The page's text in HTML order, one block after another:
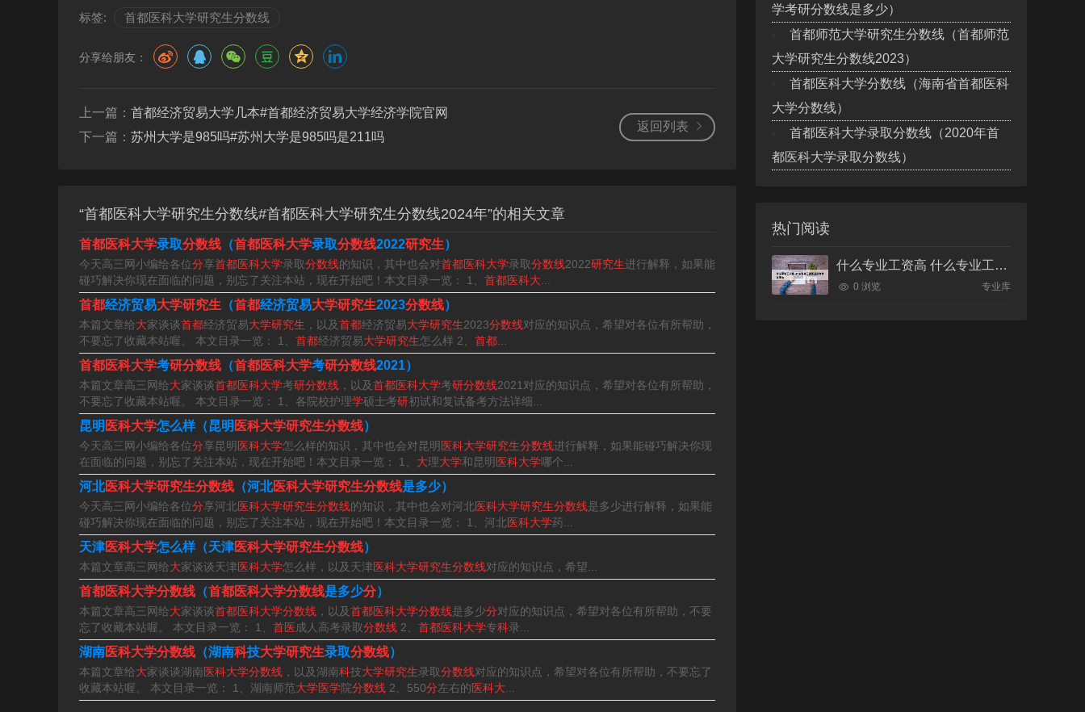
根据掌上考研得知，首都医科大学专业型硕士中药学2023年最低分数线为296分，其中，政治39分，英语39分，
专业课一117分等。专业型硕士应用心理2023年最低分数为350分，其中，政治51分，英语51分，专业课一153
年首都医科大学考研分数线：口腔医学分数线310，临床医学分数线330，应用心理分数线350，药学、生物学27
9，护理学320。
10。
首都医科大学研究生录取分数线为279分。根据查询首都医科大学研究生院官网显示，2023年首都医科大学思想
政治教育考研总分分数线为326分，为生物学和药学，2023年首都医科大学考研分数线最低是279分，应用心理
学考研总分分数线为350分。
分。根据查询首都医科大学官网显示，首都医科大学2023年研究生统招最低录取分数是326分。首都医科大学是
北京市人民政府、国家卫生健康委员会、教育部共建院校，是北京市重点高等院校，入选国家首批“卓越医生教
育培养计划”试点高校、中国政府奖学金来华留学生接收院校。
首都医科大学研究生分数线
1、根据掌上考研得知，2023年首都医科大学研究生分数线如下：专业型硕士中药学最低分数线为296分，其中
政治39分，英语39分，专业课一117分。学术型硕士中西医结合最低分数线为295分，其中政治39分，英语39
分，专业课一117分。
2、根据掌上考研得知，首都医科大学专业型硕士中药学2023年最低分数线为296分，其中，政治39分，英语39
分，专业课一117分等。专业型硕士应用心理2023年最低分数为350分，其中，政治51分，英语51分，专业课一
153分等。
3、首都医科大学研究生录取分数线为279分。根据查询首都医科大学研究生院官网显示，2023年首都医科大学
思想政治教育考研总分分数线为326分，为生物学和药学，2023年首都医科大学考研分数线最低是279分，应用
心理学考研总分分数线为350分。
标签: 首都医科大学研究生分数线
分享给朋友：
返回列表
上一篇： 首都经济贸易大学几本#首都经济贸易大学经济学院官网
下一篇： 苏州大学是985吗#苏州大学是985吗是211吗
“首都医科大学研究生分数线#首都医科大学研究生分数线2024年”的相关文章
首都医科大学录取分数线 （首都医科大学录取分数线2022研究生）
今天高三网小编给各位分享首都医科大学录取分数线的知识，其中也会对首都医科大学录取分数线2022研究生进行解释，如果能
碰巧解决你现在面临的问题，别忘了关注本站，现在开始吧！本文目录一览： 1、 首都医科大
首都经济贸易大学研究生 （首都经济贸易大学研究生2023分数线）
本篇文章给大家谈谈首都经济贸易大学研究生 ，以及首都经济贸易大学研究生2023分数线对应的知识点，希望对各位有所帮助，
不要忘了收藏本站喔。 本文目录一览： 1、 首都经济贸易大学研究生怎么样 2、 首都
首都医科大学考研分数线 （首都医科大学考研分数线2021）
本篇文章高三网给大家谈谈首都医科大学考研分数线 ，以及首都医科大学考研分数线2021对应的知识点，希望对各位有所帮助，
不要忘了收藏本站喔。 本文目录一览： 1、各院校护理学硕士考研初试和复试备考方法详细...
昆明 医科大学怎么样（昆明 医科大学研究生分数线）
今天高三网小编给各位分享昆明 医科大学怎么样的知识，其中也会对昆明 医科大学研究生分数线进行解释，如果能碰巧解决你现
在面临的问题，别忘了关注本站，现在开始吧！本文目录一览： 1、 大理大学和昆明 医科大学哪个...
河北医科大学研究生分数线 （河北医科大学研究生分数线是多少）
今天高三网小编给各位分享河北医科大学研究生分数线的知识，其中也会对河北医科大学研究生分数线是多少进行解释，如果能
碰巧解决你现在面临的问题，别忘了关注本站，现在开始吧！本文目录一览： 1、河北医科大学药...
天津医科大学怎么样（天津医科大学研究生分数线）
本篇文章高三网给大家谈谈天津医科大学怎么样，以及天津医科大学研究生分数线对应的知识点，希望...
首都医科大学分数线 （首都医科大学分数线是多少分）
本篇文章高三网给大家谈谈首都医科大学分数线 ，以及首都医科大学分数线是多少分对应的知识点，希望对各位有所帮助，不要
忘了收藏本站喔。 本文目录一览： 1、 首医成人高考录取分数线 2、 首都医科大学专科录...
湖南医科大学分数线 （湖南科技大学研究生录取分数线）
本篇文章给大家谈谈湖南医科大学分数线 ，以及湖南科技大学研究生录取分数线对应的知识点，希望对各位有所帮助，不要忘了
收藏本站喔。 本文目录一览： 1、湖南师范大学医学院分数线 2、550分左右的医科大
学考研分数线是多少）
首都师范大学研究生分数线（首都师范
大学研究生分数线2023）
首都医科大学分数线（海南省首都医科
大学分数线）
首都医科大学录取分数线（2020年首
都医科大学录取分数线）
热门阅读
什么专业工资高 什么专业工资高且适合物化生女
0 浏览 专业库